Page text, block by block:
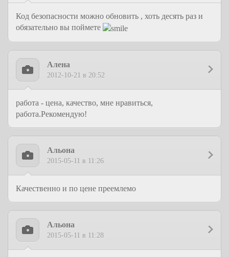
Код безопасности можно обновить , хоть десять раз и
обязательно вы поймете
Алена
2012-10-21 в 20:52
работа - цена, качество, мне нравиться,
работа.Рекомендую!
Альона
2015-05-11 в 11:26
Качественно и по цене преемлемо
Альона
2015-05-11 в 11:28